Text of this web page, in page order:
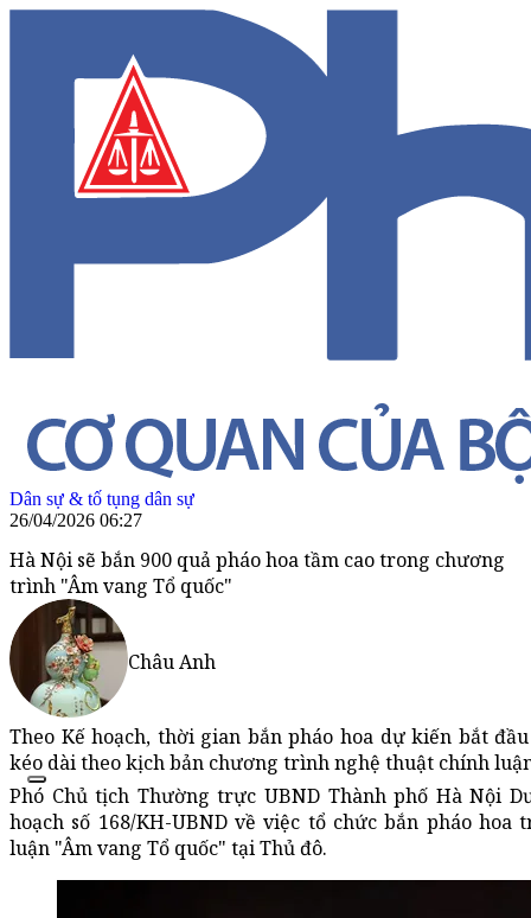
Dân sự & tố tụng dân sự
26/04/2026 06:27
Hà Nội sẽ bắn 900 quả pháo hoa tầm cao trong chương
trình "Âm vang Tổ quốc"
Châu Anh
Theo Kế hoạch, thời gian bắn pháo hoa dự kiến bắt
kéo dài theo kịch bản chương trình nghệ thuật chính
Phó Chủ tịch Thường trực UBND Thành phố Hà Nội
hoạch số 168/KH-UBND về việc tổ chức bắn pháo
luận "Âm vang Tổ quốc" tại Thủ đô.